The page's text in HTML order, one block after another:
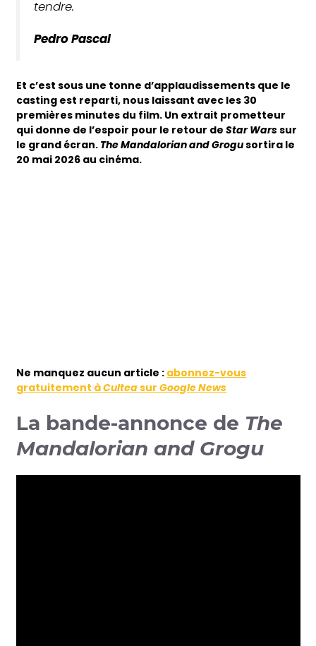
tendre.
Pedro Pascal
Et c’est sous une tonne d’applaudissements que le
casting est reparti, nous laissant avec les 30
premières minutes du film. Un extrait prometteur
qui donne de l’espoir pour le retour deStar Warssur
le grand écran. The Mandalorian and Grogusortira le
20 mai 2026 au cinéma.
Ne manquez aucun article : abonnez-vous
gratuitement àCulteasur Google News
La bande-annonce de The
Mandalorian and Grogu